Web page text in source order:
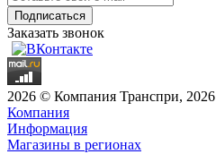
Заказать звонок
2026 © Компания Транспри, 2026
Компания
Информация
Магазины в регионах